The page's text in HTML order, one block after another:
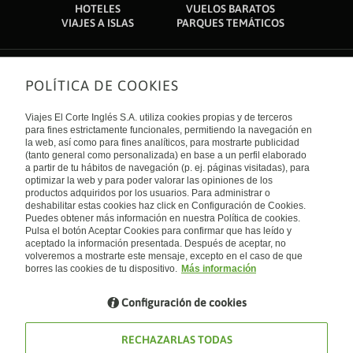
HOTELES
VUELOS BARATOS
VIAJES A ISLAS
PARQUES TEMÁTICOS
Sobre nosotros
Quiénes somos
Financiación
Sostenibilidad
Turismo accesible
Tarjeta El Corte Inglés
Trabaja con nosotros
El Corte Inglés
Canal Ético
Enlaces de interés
Guías de viaje
Catálogos
Auto check-in
Condiciones Generales
Política de privacidad
Política de cookies
Accesibilidad
Empresas/ Grupos
Internacional
España
Visita nuestro blog
Blog de Viajes el Corte inglés
POLÍTICA DE COOKIES
Viajes El Corte Inglés S.A. utiliza cookies propias y de terceros
para fines estrictamente funcionales, permitiendo la navegación en
la web, así como para fines analíticos, para mostrarte publicidad
(tanto general como personalizada) en base a un perfil elaborado
a partir de tu hábitos de navegación (p. ej. páginas visitadas), para
optimizar la web y para poder valorar las opiniones de los
productos adquiridos por los usuarios. Para administrar o
deshabilitar estas cookies haz click en Configuración de Cookies.
Puedes obtener más información en nuestra Política de cookies.
Pulsa el botón Aceptar Cookies para confirmar que has leído y
aceptado la información presentada. Después de aceptar, no
volveremos a mostrarte este mensaje, excepto en el caso de que
borres las cookies de tu dispositivo. Más información
Configuración de cookies
RECHAZARLAS TODAS